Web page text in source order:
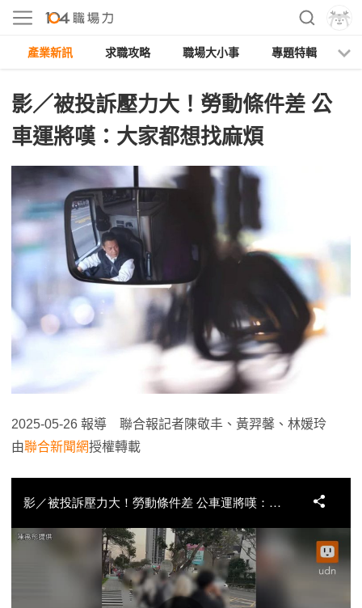
產業新訊 求職攻略 職場大小事 專題特輯
影／被投訴壓力大！勞動條件差 公
車運將嘆：大家都想找麻煩
2025-05-26 報導 聯合報記者陳敬丰、黃羿馨、林媛玲
由聯合新聞網授權轉載